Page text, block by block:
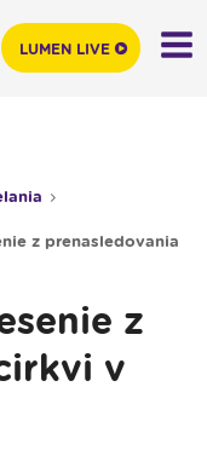
z prenasledovania
z
v
LUMEN LIVE